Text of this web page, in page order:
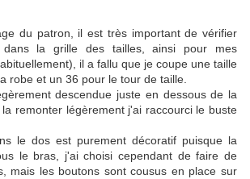
du patron, il est très important de vérifier
dans la grille des tailles, ainsi pour mes
il a fallu que je coupe une taille
robe et un 36 pour le tour de taille.
descendue juste en dessous de la
remonter légèrement j'ai raccourci le buste
le dos est purement décoratif puisque la
le bras, j'ai choisi cependant de faire de
mais les boutons sont cousus en place sur